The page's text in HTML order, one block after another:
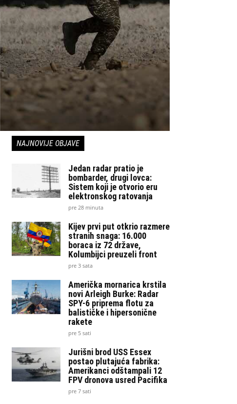
NAJNOVIJE OBJAVE
Jedan radar pratio je
bombarder, drugi lovca:
Sistem koji je otvorio eru
elektronskog ratovanja
pre 28 minuta
Kijev prvi put otkrio razmere
stranih snaga: 16.000
boraca iz 72 države,
Kolumbijci preuzeli front
pre 3 sata
Američka mornarica krstila
novi Arleigh Burke: Radar
SPY-6 priprema flotu za
balističke i hipersonične
rakete
pre 5 sati
Jurišni brod USS Essex
postao plutajuća fabrika:
Amerikanci odštampali 12
FPV dronova usred Pacifika
pre 7 sati